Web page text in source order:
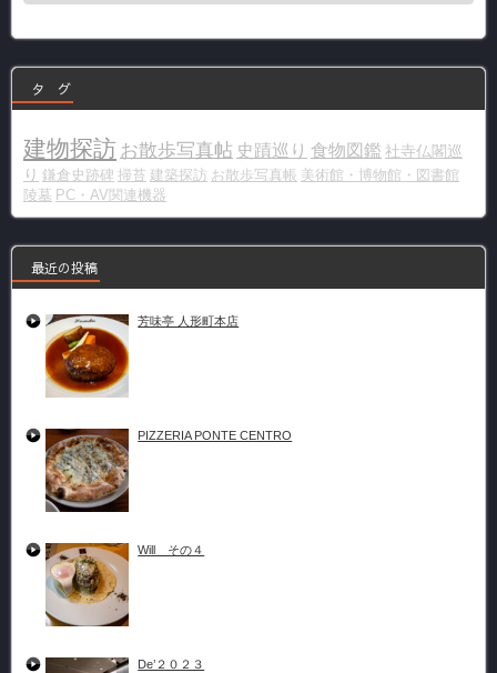
ー
タ グ
建物探訪 お散歩写真帖 史蹟巡り 食物図鑑 社寺仏閣巡
り 鎌倉史跡碑 掃苔 建築探訪 お散歩写真帳 美術館・博物館・図書館
陵墓 PC・AV関連機器
最近の投稿
芳味亭 人形町本店
PIZZERIA PONTE CENTRO
Will その４
De’２０２３